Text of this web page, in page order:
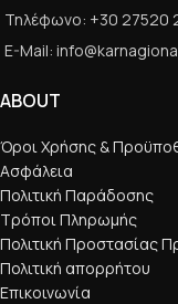
Τηλέφωνο: +30 27520
E-Mail:
ABOUT
Όροι Χρήσης &
Ασφάλεια
Πολιτική Παράδοσης
Τρόποι Πληρωμής
Πολιτική Προστασίας
Πολιτική απορρήτου
Επικοινωνία